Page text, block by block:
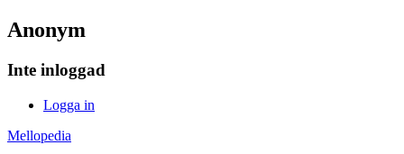
Anonym
Inte inloggad
Logga in
Mellopedia